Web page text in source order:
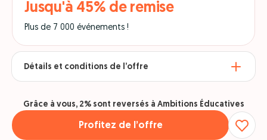
Jusqu'à 45% de remise
Plus de 7 000 événements !
Détails et conditions de l’offre
Profitez de l’offre
Grâce à vous, 2% sont reversés à Ambitions Éducatives